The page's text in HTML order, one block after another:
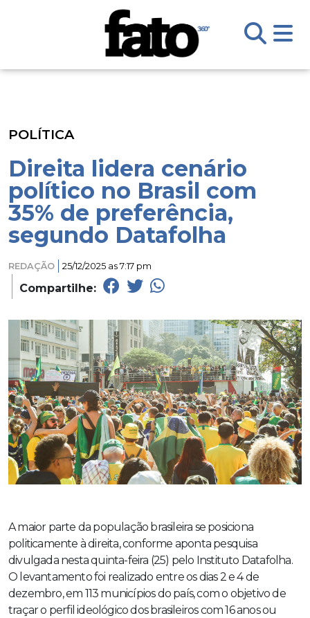
POLÍTICA
Direita lidera cenário
político no Brasil com
35% de preferência,
segundo Datafolha
REDAÇÃO 25/12/2025 as 7:17 pm
Compartilhe:
A maior parte da população brasileira se posiciona
politicamente à direita, conforme aponta pesquisa
divulgada nesta quinta-feira (25) pelo Instituto Datafolha.
O levantamento foi realizado entre os dias 2 e 4 de
dezembro, em 113 municípios do país, com o objetivo de
traçar o perfil ideológico dos brasileiros com 16 anos ou